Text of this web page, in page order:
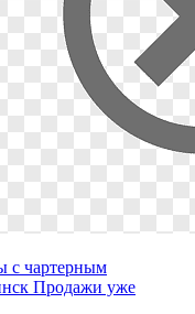
с чартерным
Продажи уже